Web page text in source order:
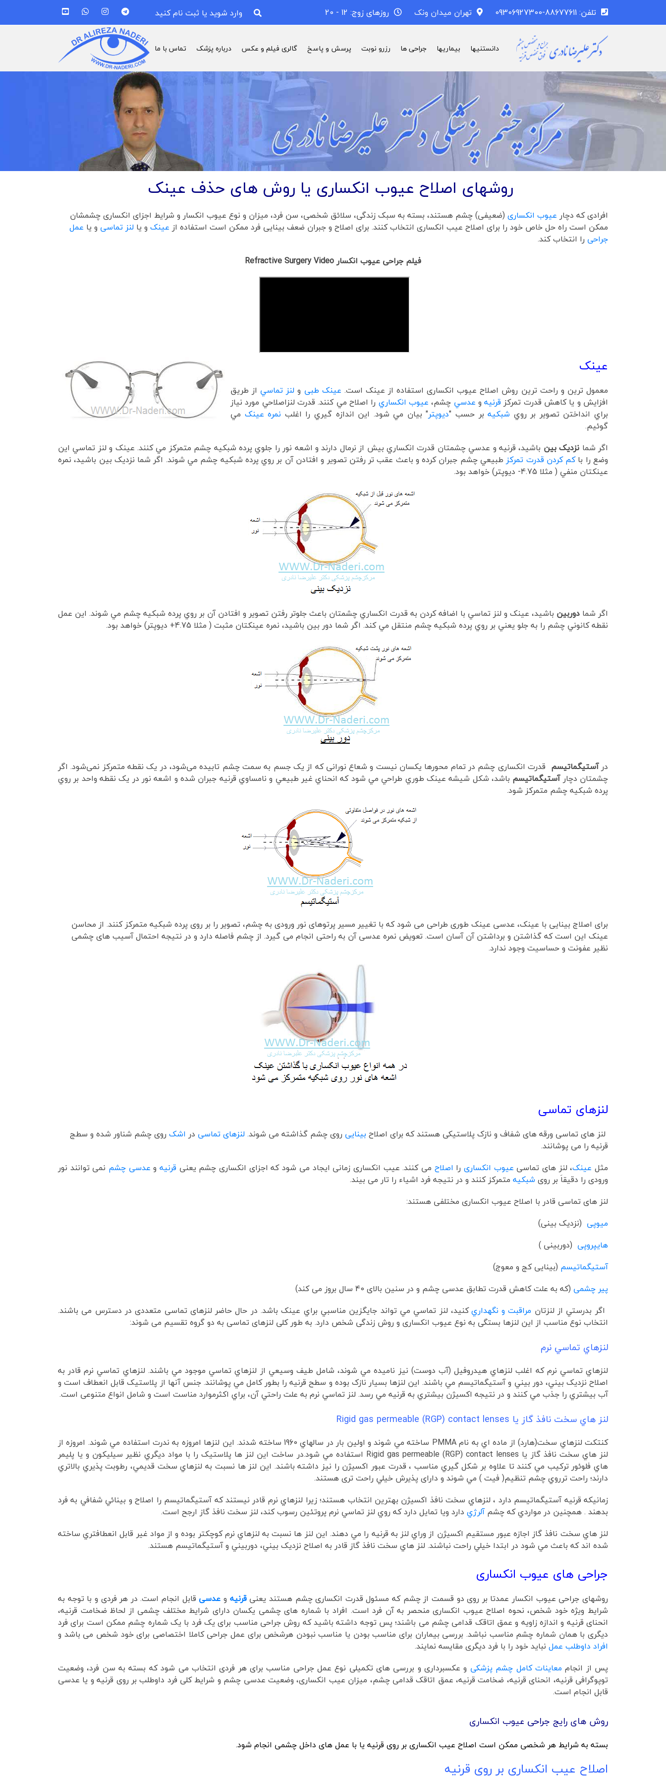
تلفن: 88677611-09306927300 تهران میدان ونک روزهای زوج: 12 - 20 وارد شوید یا ثبت نام کنید
دانستنیها بیماریها جراحی ها رزرو نوبت پرسش و پاسخ گالری فیلم و عکس درباره پزشک تماس با ما
روشهای اصلاح عیوب انکساری یا روش های حذف عینک
افرادی که دچار عیوب انکساری (ضعیفی) چشم هستند، بسته به سبک زندگی، سلائق شخصی، سن فرد، میزان و نوع عیوب انکسار و شرایط اجزای انکساری چشمشان
ممکن است راه حل خاص خود را برای اصلاح عیب انکساری انتخاب کنند. برای اصلاح و جبران ضعف بینایی فرد ممکن است استفاده از عینک و یا لنز تماسی و یا عمل
جراحی را انتخاب کند.
فیلم جراحی عیوب انکسار Refractive Surgery Video
عینک
معمول ترین و راحت ترین روش اصلاح عیوب انکساری استفاده از عینک است. عينک طبی ولنز تماسي از طريق
افزايش و يا کاهش قدرت تمرکز قرنيهو عدسي چشم، عيوب انکساري را اصلاح مي کنند. قدرت لنزاصلاحي مورد نياز
براي انداختن تصوير بر روي شبکيهبر حسب "ديوپتر" بيان مي شود. اين اندازه گيري را اغلب نمره عينک مي
گوئيم.
اگر شما نزديک بين باشيد، قرنيه و عدسي چشمتان قدرت انکساري بيش از نرمال دارند و اشعه نور را جلوي پرده شبکيه چشم متمرکز مي کنند. عينک و لنز تماسي اين
وضع را باکم کردن قدرت تمرکزطبيعي چشم جبران کرده و باعث عقب تر رفتن تصوير و افتادن آن بر روي پرده شبکيه چشم مي شوند. اگر شما نزديک بين باشيد، نمره
عينکتان منفي ( مثلا 4.75- ديوپتر) خواهد بود.
اگر شما دوربين باشيد، عينک و لنز تماسي با اضافه کردن به قدرت انکساري چشمتان باعث جلوتر رفتن تصوير و افتادن آن بر روي پرده شبکيه چشم مي شوند. اين عمل
نقطه کانوني چشم را به جلو يعني بر روي پرده شبکيه چشم منتقل مي کند. اگر شما دور بين باشيد، نمره عينکتان مثبت ( مثلا 4.75+ ديوپتر) خواهد بود.
درآستیگماتیسم قدرت انکساری چشم در تمام محورها یکسان نیست و شعاع نورانی که از یک جسم به سمت چشم تابیده می‌شود، در یک نقطه متمرکز نمی‌شود. اگر
چشمتان دچارآستيگماتيسم باشد، شکل شيشه عينک طوري طراحي مي شود که انحناي غير طبيعي و نامساوي قرنيه جبران شده و اشعه نور در يک نقطه واحد بر روي
پرده شبکيه چشم متمرکز شود.
برای اصلاج بینایی با عینک، عدسی عینک طوری طراحی می شود که با تغییر مسیر پرتوهای نور ورودی به چشم، تصویر را بر روی پرده شبکیه متمرکز کنند. از محاسن
عینک این است که گذاشتن و برداشتن آن آسان است. تعویض نمره عدسی آن به راحتی انجام می گیرد. از چشم فاصله دارد و در نتیجه احتمال آسیب های چشمی
نظیر عفونت و حساسیت وجود ندارد.
لنزهای تماسی
لنز های تماسی ورقه های شفاف و نازک پلاستیکی هستند که برای اصلاح بینایی روی چشم گذاشته می شوند. لنزهای تماسی در اشک روی چشم شناور شده و سطج
قرنیه را می پوشانند.
مثل عینک، لنز های تماسی عیوب انکساری را اصلاح می کنند. عیب انکساری زمانی ایجاد می شود که اجزای انکساری چشم یعنی قرنیهو عدسی چشم نمی توانند نور
ورودی را دقیقاَ بر روی شبکیه متمرکز کنند و در نتیجه فرد اشیاء را تار می بیند.
لنز های تماسی قادر با اصلاح عیوب انکساری مختلفی هستند:
میوپی (نزدیک بینی)
هایپروپی (دوربینی )
آستیگماتیسم (بینایی کج و معوج)
پیر چشمی (که به علت کاهش قدرت تطابق عدسی چشم و در سنین بالای 40 سال بروز می کند)
اگر بدرستي از لنزتان مراقبت و نگهداريکنيد، لنز تماسي مي تواند جايگزين مناسبي براي عينک باشد. در حال حاضر لنزهای تماسی متعددی در دسترس می باشند.
انتخاب نوع مناسب از این لنزها بستگی به نوع عیوب انکساری و روش زندگی شخص دارد. به طور کلی لنزهای تماسی به دو گروه تقسیم می شوند:
لنزهاي تماسي نرم
لنزهاي تماسي نرم که اغلب لنزهاي هيدروفيل (آب دوست) نيز ناميده مي شوند، شامل طيف وسيعي از لنزهاي تماسي موجود مي باشند. لنزهاي تماسي نرم قادر به
اصلاح نزديک بيني، دور بيني و آستيگماتيسم مي باشند. اين لنزها بسيار نازک بوده و سطح قرنيه را بطور کامل مي پوشانند. جنس آنها از پلاستيک قابل انعطاف است و
آب بيشتري را جذب مي کنند و در نتيجه اکسيژن بيشتري به قرنيه مي رسد. لنز تماسي نرم به علت راحتي آن، براي اکثرموارد مناست است و شامل انواع متنوعی است.
لنز هاي سخت نافذ گاز يا Rigid gas permeable (RGP) contact lenses
کنتکت لنزهاي سخت(هارد) از ماده اي به نام PMMA ساخته مي شوند و اولين بار در سالهاي 1960 ساخته شدند. این لنزها امروزه به ندرت استفاده مي شوند. امروزه از
لنز هاي سخت نافذ گاز يا Rigid gas permeable (RGP) contact lenses استفاده مي شود.در ساخت اين لنز ها پلاستيک را با مواد ديگري نظير سيليکون و يا پليمر
هاي فلوئور ترکيب مي کنند تا علاوه بر شکل گيري مناسب ، قدرت عبور اکسيژن را نيز داشته باشند. اين لنز ها نسبت به لنزهاي سخت قديمي، رطوبت پذيري بالاتري
دارند؛ راحت ترروي چشم تنظيم( فيت ) مي شوند و دارای پذیرش خيلي راحت تری هستند.
زمانيکه قرنيه آستيگماتيسم دارد ، لنزهاي سخت نافذ اکسيژن بهترين انتخاب هستند؛ زيرا لنزهاي نرم قادر نيستند که آستيگماتيسم را اصلاح و بينائي شفافي به فرد
بدهند . همچنين در مواردي که چشمآلرژي دارد ويا تمايل دارد که روي لنز تماسي نرم پروتئين رسوب کند، لنز سخت نافذ گاز ارجح است.
لنز هاي سخت نافذ گاز اجازه عبور مستقيم اکسيژن از وراي لنز به قرنيه را مي دهند. اين لنز ها نسبت به لنزهاي نرم کوچکتر بوده و از مواد غير قابل انعطافتري ساخته
شده اند که باعث مي شود در ابتدا خيلي راحت نباشند. لنز هاي سخت نافذ گاز قادر به اصلاح نزديک بيني، دوربيني و آستيگماتيسم هستند.
جراحی های عیوب انکساری
روشهای جراحی عیوب انکسار عمدتا بر روی دو قسمت از چشم که مسئول قدرت انکساری چشم هستند یعنی قرنیه و عدسی قابل انجام است. در هر فردی و با توجه به
شرایط ویژه خود شخص، نحوه اصلاح عیوب انکساری منحصر به آن فرد است. افراد با شماره های چشمی یکسان دارای شرایط مختلف چشمی از لحاظ ضخامت قرنیه،
انحنای قرنیه و اندازه زاویه و عمق اتاقک قدامی چشم می باشند؛ پس توجه داشته باشید که روش جراحی مناسب برای یک فرد با یک شماره چشم ممکن است برای فرد
دیگری با همان شماره چشم مناسب نباشد. بررسی بیماران برای مناسب بودن یا مناسب نبودن هرشخص برای عمل جراحی کاملا اختصاصی برای خود شخص می باشد و
افراد داوطلب عمل نباید خود را با فرد دیگری مقایسه نمایند.
پس از انجام معاینات کامل چشم پزشکی و عکسبرداری و بررسی های تکمیلی نوع عمل جراحی مناسب برای هر فردی انتخاب می شود که بسته به سن فرد، وضعیت
توپوگرافی قرنیه، انحنای قرنیه، ضخامت قرنیه، عمق اتاقک قدامی چشم، میزان عیب انکساری، وضعیت عدسی چشم و شرایط کلی فرد داوطلب بر روی قرنیه و یا عدسی
قابل انجام است.
روش های رایج جراحی عیوب انکساری
بسته به شرایط هر شخصی ممکن است اصلاح عیب انکساری بر روی قرنیه یا با عمل های داخل چشمی انجام شود.
اصلاح عیب انکساری بر روی قرنیه